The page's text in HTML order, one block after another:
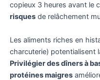
copieux 3 heures avant le
risques de relâchement
Les aliments riches en
charcuterie) potentialisent
Privilégier des dîners à
protéines maigres